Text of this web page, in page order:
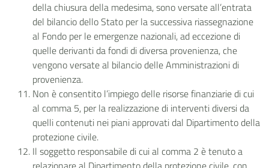
della chiusura della medesima, sono versate all’entrata
del bilancio dello Stato per la successiva riassegnazione
al Fondo per le emergenze nazionali, ad eccezione di
quelle derivanti da fondi di diversa provenienza, che
vengono versate al bilancio delle Amministrazioni di
provenienza.
Non è consentito l’impiego delle risorse finanziarie di cui
al comma 5, per la realizzazione di interventi diversi da
quelli contenuti nei piani approvati dal Dipartimento della
protezione civile.
Il soggetto responsabile di cui al comma 2 è tenuto a